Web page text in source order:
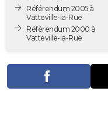
Art de vivre
Bien-être
Loisirs
ModeModes de vie
SANTE
Alimentation
Guide de la santé
Maladies
Médicaments
Sommeil
VOYAGE
PHOTO
GUIDES D'ACHAT
Référendum 2005 à
Vatteville-la-Rue
Référendum 2000 à
Vatteville-la-Rue